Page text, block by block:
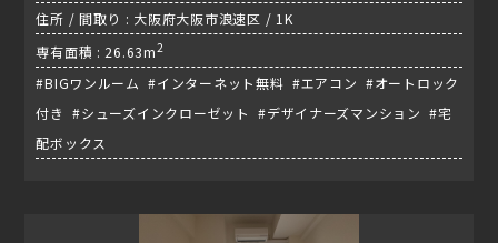
住所 / 間取り : 大阪府大阪市浪速区 / 1K
専有面積 : 26.63m2
#BIGワンルーム #インターネット無料 #エアコン #オートロック
付き #シューズインクローゼット #デザイナーズマンション #宅
配ボックス